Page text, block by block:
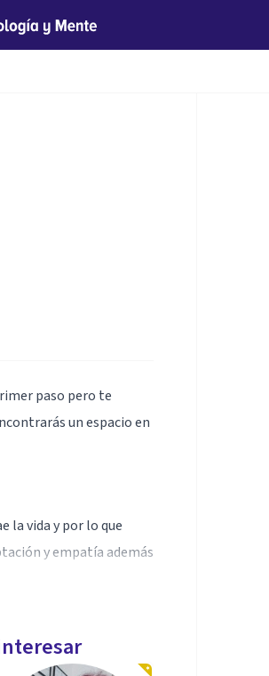
paso pero te
un espacio en
la vida y por lo que
y empatía además
a salud mental,